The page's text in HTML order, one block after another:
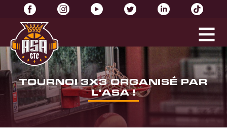
TOURNOI 3X3 ORGANISÉ PAR
L'ASA !